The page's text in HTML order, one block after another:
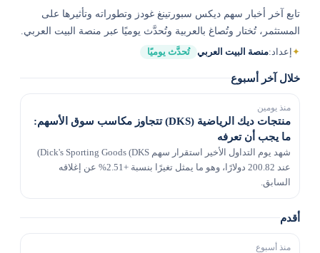
تابع آخر أخبار سهم ديكس سبورتينغ غودز وتطوراته وتأثيرها على
المستثمر، تُختار وتُصاغ بالعربية وتُحدَّث يوميًا عبر منصة البيت العربي.
✦إعداد:منصة البيت العربي تُحدَّث يوميًا
خلال آخر أسبوع
منذ يومين
منتجات ديك الرياضية (DKS) تتجاوز مكاسب سوق الأسهم:
ما يجب أن تعرفه
شهد يوم التداول الأخير استقرار سهم Dick's Sporting Goods (DKS)
عند 200.82 دولارًا، وهو ما يمثل تغيرًا بنسبة +2.51% عن إغلاقه
السابق.
أقدم
منذ أسبوع